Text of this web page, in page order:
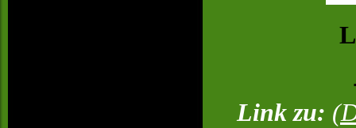
Link zu: